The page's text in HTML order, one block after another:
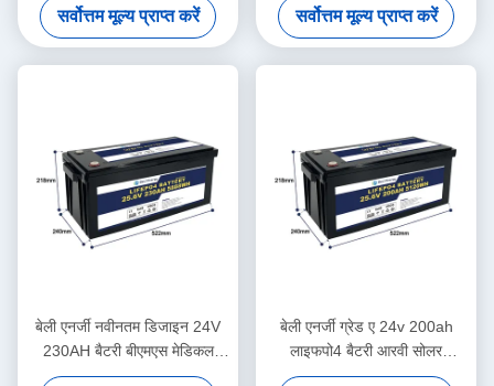
सर्वोत्तम मूल्य प्राप्त करें सर्वोत्तम मूल्य प्राप्त करें
बेली एनर्जी नवीनतम डिजाइन 24V
230AH बैटरी बीएमएस मेडिकल
स्कूटर नौका के लिए
बेली एनर्जी ग्रेड ए 24v 200ah
लाइफपो4 बैटरी आरवी सोलर
लाइफपो4 मरीन बैटरी डीप साइकल